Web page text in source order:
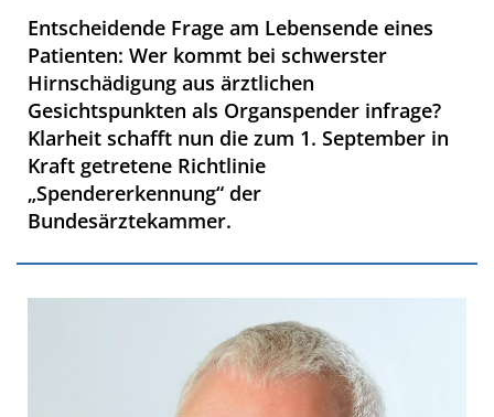
Entscheidende Frage am Lebensende eines
Patienten: Wer kommt bei schwerster
Hirnschädigung aus ärztlichen
Gesichtspunkten als Organspender infrage?
Klarheit schafft nun die zum 1. September in
Kraft getretene Richtlinie
„Spendererkennung“ der
Bundesärztekammer.